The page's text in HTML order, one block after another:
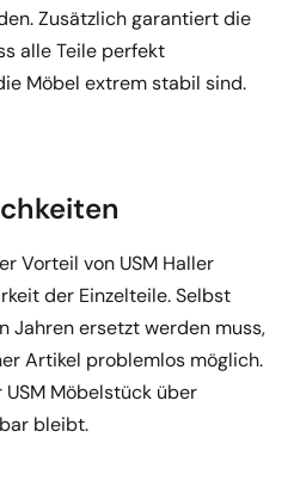
Zusätzlich garantiert die
alle Teile perfekt
Möbel extrem stabil sind.
Vorteil von USM Haller
der Einzelteile. Selbst
Jahren ersetzt werden muss,
Artikel problemlos möglich.
Möbelstück über
bleibt.